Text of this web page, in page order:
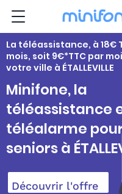
La téléassistance, à 18€
mois, soit 9€*TTC par
votre ville à ÉTALLEVILLE
Minifone, la
téléassistance
téléalarme
seniors à
Découvrir l'offre